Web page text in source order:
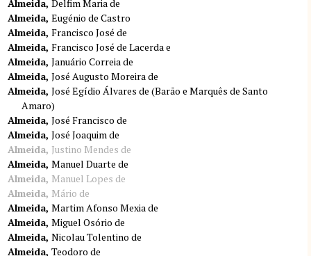
Almeida Delfim Maria de
Almeida Eugénio de Castro
Almeida Francisco José de
Almeida Francisco José de Lacerda e
Almeida Januário Correia de
Almeida José Augusto Moreira de
Almeida José Egídio Álvares de (Barão e Marquês de Santo
Amaro)
Almeida José Francisco de
Almeida José Joaquim de
Almeida Justino Mendes de
Almeida Manuel Duarte de
Almeida Manuel Lopes de
Almeida Mário de
Almeida Martim Afonso Mexia de
Almeida Miguel Osório de
Almeida Nicolau Tolentino de
Almeida Teodoro de